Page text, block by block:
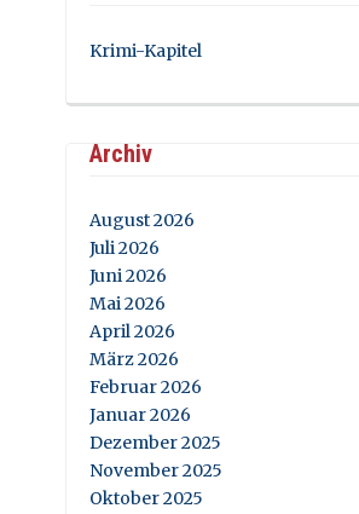
Krimi-Kapitel
Archiv
August 2026
Juli 2026
Juni 2026
Mai 2026
April 2026
März 2026
Februar 2026
Januar 2026
Dezember 2025
November 2025
Oktober 2025